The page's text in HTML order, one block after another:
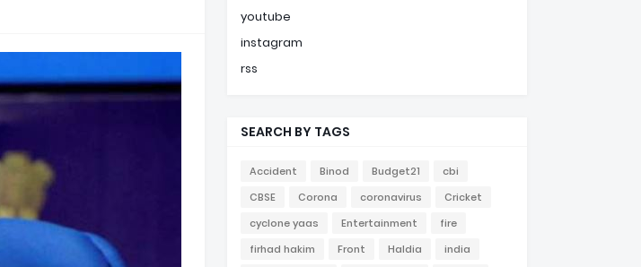
youtube
instagram
rss
SEARCH BY TAGS
Accident Binod Budget21
cbi
CBSE
Corona coronavirus
Cricket
cyclone yaas
Entertainment
fire
firhad hakim
Front Haldia
india